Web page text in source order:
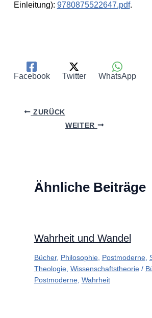
Einleitung): 9780875522647.pdf.
Facebook Twitter WhatsApp
ZURÜCK
WEITER
Ähnliche Beiträge
Wahrheit und Wandel
Bücher, Philosophie, Postmoderne,
Theologie, Wissenschaftstheorie/
Postmoderne, Wahrheit